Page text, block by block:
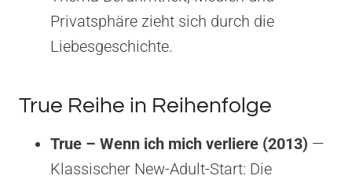
Privatsphäre zieht sich durch die
Liebesgeschichte.
True Reihe in Reihenfolge
True – Wenn ich mich verliere (2013) —
Klassischer New-Adult-Start: Die